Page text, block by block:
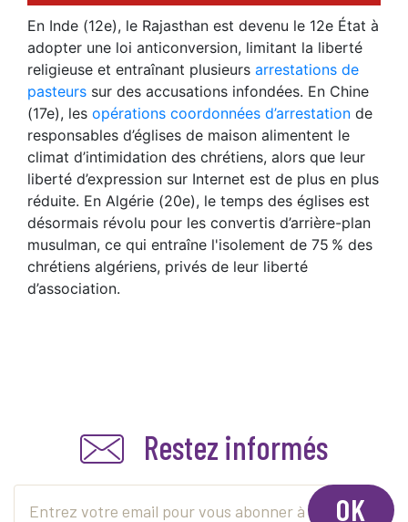
En Inde (12e), le Rajasthan est devenu le 12e État à
adopter une loi anticonversion, limitant la liberté
religieuse et entraînant plusieurs arrestations de
pasteurs sur des accusations infondées. En Chine
(17e), les opérations coordonnées d’arrestation de
responsables d’églises de maison alimentent le
climat d’intimidation des chrétiens, alors que leur
liberté d’expression sur Internet est de plus en plus
réduite. En Algérie (20e), le temps des églises est
désormais révolu pour les convertis d’arrière-plan
musulman, ce qui entraîne l'isolement de 75 % des
chrétiens algériens, privés de leur liberté
d’association.
Restez informés
OK